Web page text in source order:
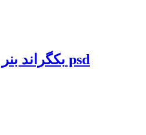
بکگراند بنر و هیدر های رنگارنگ psd